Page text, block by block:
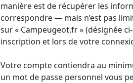
manière est de récupérer les
correspondre — mais n’est pas
sur « Campeugeot.fr » (désignée
inscription et lors de votre
Votre compte contiendra au
un mot de passe personnel vous